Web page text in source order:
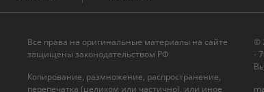
Все права на оригинальные материалы на сайте
защищены законодательством РФ
Копирование, размножение, распространение,
перепечатка (целиком или частично), или иное
©
-